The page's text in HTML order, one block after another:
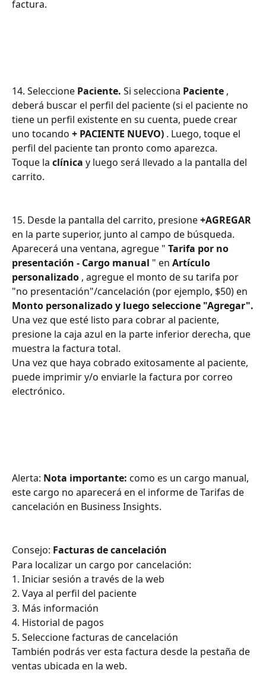
factura.
14. Seleccione Paciente. Si selecciona Paciente ,
deberá buscar el perfil del paciente (si el paciente no
tiene un perfil existente en su cuenta, puede crear
uno tocando + PACIENTE NUEVO) . Luego, toque el
perfil del paciente tan pronto como aparezca.
Toque la clínica y luego será llevado a la pantalla del
carrito.
15. Desde la pantalla del carrito, presione +AGREGAR
en la parte superior, junto al campo de búsqueda.
Aparecerá una ventana, agregue " Tarifa por no
presentación - Cargo manual " en Artículo
personalizado , agregue el monto de su tarifa por
"no presentación"/cancelación (por ejemplo, $50) en
Monto personalizado y luego seleccione "Agregar".
Una vez que esté listo para cobrar al paciente,
presione la caja azul en la parte inferior derecha, que
muestra la factura total.
Una vez que haya cobrado exitosamente al paciente,
puede imprimir y/o enviarle la factura por correo
electrónico.
Alerta: Nota importante: como es un cargo manual,
este cargo no aparecerá en el informe de Tarifas de
cancelación en Business Insights.
Consejo: Facturas de cancelación
Para localizar un cargo por cancelación:
1. Iniciar sesión a través de la web
2. Vaya al perfil del paciente
3. Más información
4. Historial de pagos
5. Seleccione facturas de cancelación
También podrás ver esta factura desde la pestaña de
ventas ubicada en la web.